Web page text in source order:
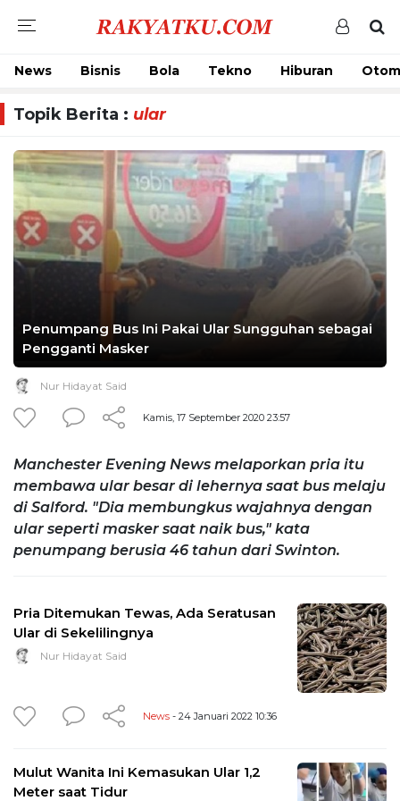
News Bisnis Bola Tekno Hiburan
Topik Berita : ular
Penumpang Bus Ini Pakai Ular Sungguhan sebagai
Pengganti Masker
Nur Hidayat Said
Kamis, 17 September 2020 23:57
Manchester Evening News melaporkan pria itu
membawa ular besar di lehernya saat bus melaju
di Salford. "Dia membungkus wajahnya dengan
ular seperti masker saat naik bus," kata
penumpang berusia 46 tahun dari Swinton.
Pria Ditemukan Tewas, Ada Seratusan
Ular di Sekelilingnya
Nur Hidayat Said
News - 24 Januari 2022 10:36
Mulut Wanita Ini Kemasukan Ular 1,2
Meter saat Tidur